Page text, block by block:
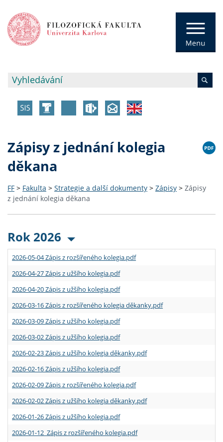
Zápisy z jednání kolegia
děkana
FF > Fakulta > Strategie a další dokumenty > Zápisy > Zápisy
z jednání kolegia děkana
Rok 2026
2026-05-04 Zápis z rozšířeného kolegia.pdf
2026-04-27 Zápis z užšího kolegia.pdf
2026-04-20 Zápis z užšího kolegia.pdf
2026-03-16 Zápis z rozšířeného kolegia děkanky.pdf
2026-03-09 Zápis z užšího kolegia.pdf
2026-03-02 Zápis z užšího kolegia.pdf
2026-02-23 Zápis z užšího kolegia děkanky.pdf
2026-02-16 Zápis z užšího kolegia.pdf
2026-02-09 Zápis z rozšířeného kolegia.pdf
2026-02-02 Zápis z užšího kolegia děkanky.pdf
2026-01-26 Zápis z užšího kolegia.pdf
2026-01-12 Zápis z rozšířeného kolegia.pdf